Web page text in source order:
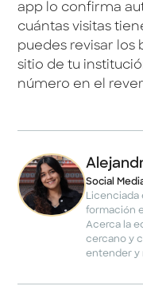
app lo confirma
cuántas visitas
puedes revisar los
sitio de tu
número en el
Social
Licenciada
formación
Acerca la
cercano y
entender y